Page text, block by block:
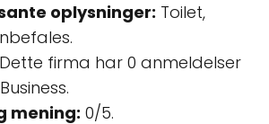
oplysninger: Toilet,
Dette firma har 0 anmeldelser
mening: 0/5.